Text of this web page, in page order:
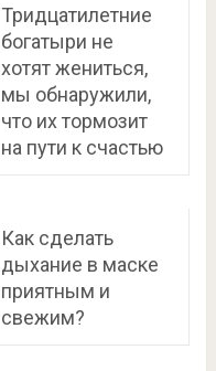
Тридцатилетние
богатыри не
хотят жениться,
мы обнаружили,
что их тормозит
на пути к счастью
Как сделать
дыхание в маске
приятным и
свежим?